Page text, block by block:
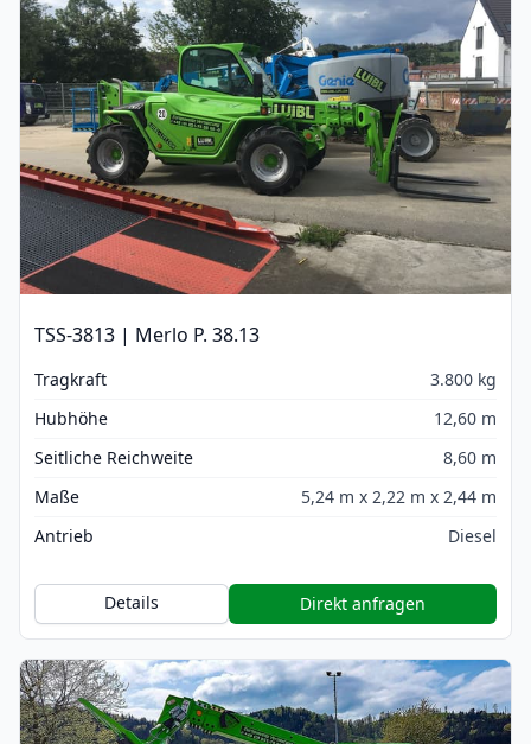
TSS-3813 | Merlo P. 38.13
Tragkraft
3.800 kg
Hubhöhe
12,60 m
Seitliche Reichweite
8,60 m
Maße
5,24 m x 2,22 m x 2,44 m
Antrieb
Diesel
Details Direkt anfragen